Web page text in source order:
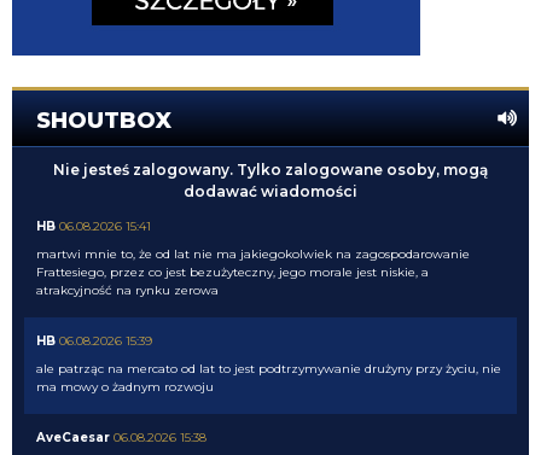
SHOUTBOX
Nie jesteś zalogowany. Tylko zalogowane osoby, mogą
dodawać wiadomości
HB 06.08.2026 15:41
martwi mnie to, że od lat nie ma jakiegokolwiek na zagospodarowanie
Frattesiego, przez co jest bezużyteczny, jego morale jest niskie, a
atrakcyjność na rynku zerowa
HB 06.08.2026 15:39
ale patrząc na mercato od lat to jest podtrzymywanie drużyny przy życiu, nie
ma mowy o żadnym rozwoju
AveCaesar 06.08.2026 15:38